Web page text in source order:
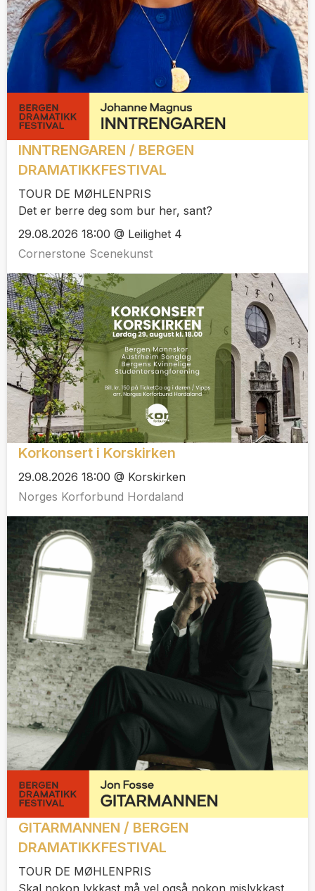
INNTRENGAREN / BERGEN
DRAMATIKKFESTIVAL
TOUR DE MØHLENPRIS
Det er berre deg som bur her, sant?
29.08.2026 18:00 @ Leilighet 4
Cornerstone Scenekunst
Korkonsert i Korskirken
29.08.2026 18:00 @ Korskirken
Norges Korforbund Hordaland
GITARMANNEN / BERGEN
DRAMATIKKFESTIVAL
TOUR DE MØHLENPRIS